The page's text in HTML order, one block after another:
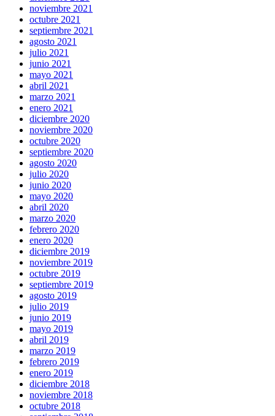
noviembre 2021
octubre 2021
septiembre 2021
agosto 2021
julio 2021
junio 2021
mayo 2021
abril 2021
marzo 2021
enero 2021
diciembre 2020
noviembre 2020
octubre 2020
septiembre 2020
agosto 2020
julio 2020
junio 2020
mayo 2020
abril 2020
marzo 2020
febrero 2020
enero 2020
diciembre 2019
noviembre 2019
octubre 2019
septiembre 2019
agosto 2019
julio 2019
junio 2019
mayo 2019
abril 2019
marzo 2019
febrero 2019
enero 2019
diciembre 2018
noviembre 2018
octubre 2018